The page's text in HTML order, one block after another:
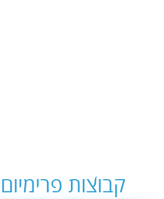
קבוצות